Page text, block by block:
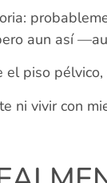
aun así
piso
ni vivir con